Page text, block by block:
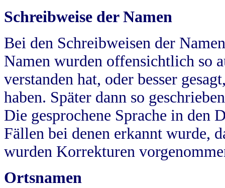
Schreibweise der Namen
Bei den Schreibweisen der
Namen wurden offensichtlich so
verstanden hat, oder besser
haben. Später dann so
Die gesprochene Sprache in
Fällen bei denen erkannt wurde,
wurden Korrekturen
Ortsnamen